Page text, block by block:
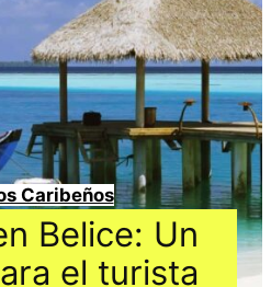
Caribeños
Belice: Un
el turista